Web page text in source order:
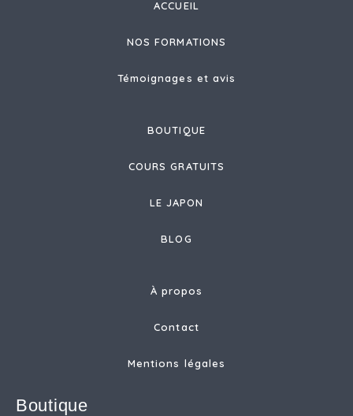
ACCUEIL
NOS FORMATIONS
Témoignages et avis
BOUTIQUE
COURS GRATUITS
LE JAPON
BLOG
À propos
Contact
Mentions légales
Boutique